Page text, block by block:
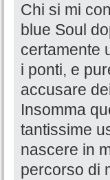
Chi si mi
blue Soul
certamente
i ponti, e
accusare
Insomma
tantissime
nascere in
percorso di